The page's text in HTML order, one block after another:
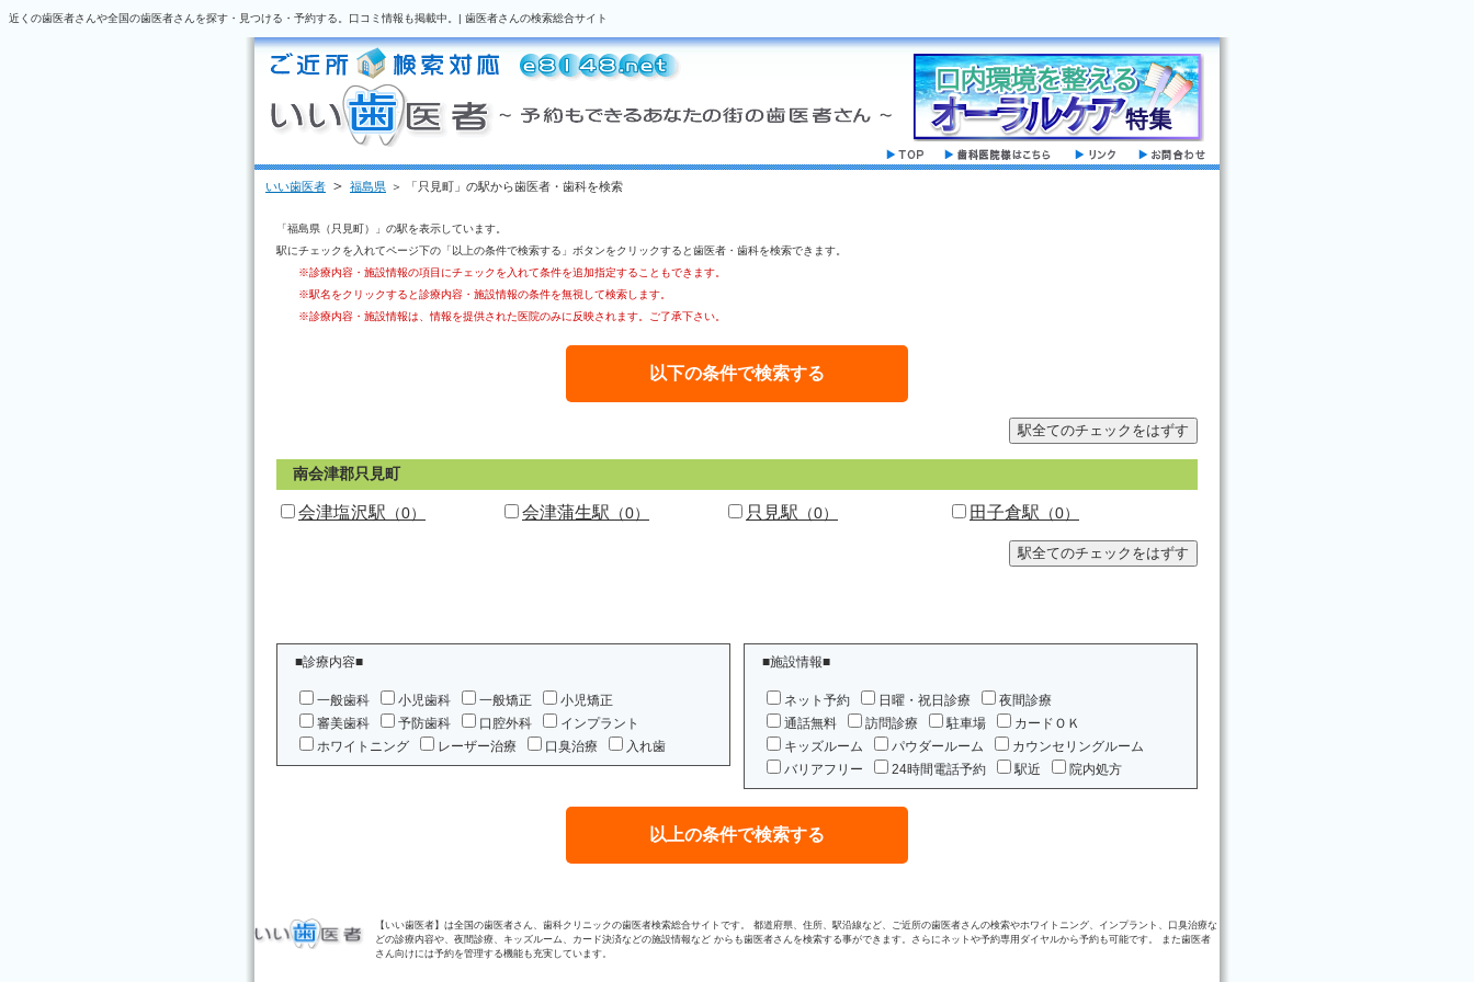
近くの歯医者さんや全国の歯医者さんを探す・見つける・予約する。口コミ情報も掲載中。| 歯医者さんの検索総合サイト
いい歯医者 ＞ 福島県 ＞ 「只見町」の駅から歯医者・歯科を検索
「福島県（只見町）」の駅を表示しています。
駅にチェックを入れてページ下の「以上の条件で検索する」ボタンをクリックすると歯医者・歯科を検索できます。
※診療内容・施設情報の項目にチェックを入れて条件を追加指定することもできます。
※駅名をクリックすると診療内容・施設情報の条件を無視して検索します。
※診療内容・施設情報は、情報を提供された医院のみに反映されます。ご了承下さい。
南会津郡只見町
会津塩沢駅 （0） 会津蒲生駅 （0） 只見駅 （0） 田子倉駅 （0）
■診療内容■
一般歯科 小児歯科 一般矯正
小児矯正
審美歯科
予防歯科 口腔外科
インプラント
ホワイトニング
レーザー治療 口臭治療 入れ歯
■施設情報■
ネット予約 日曜・祝日診療
夜間診療
通話無料
訪問診療 駐車場
カードＯＫ
キッズルーム
パウダールーム
カウンセリングルーム
バリアフリー
24時間電話予約 駅近 院内処方
【いい歯医者】は全国の歯医者さん、歯科クリニックの歯医者検索総合サイトです。 都道府県、住所、駅沿線など、ご近所の歯医者さんの検索やホワイトニング、インプラント、口臭治療な
どの診療内容や、夜間診療、キッズルーム、カード決済などの施設情報など からも歯医者さんを検索する事ができます。さらにネットや予約専用ダイヤルから予約も可能です。 また歯医者
さん向けには予約を管理する機能も充実しています。